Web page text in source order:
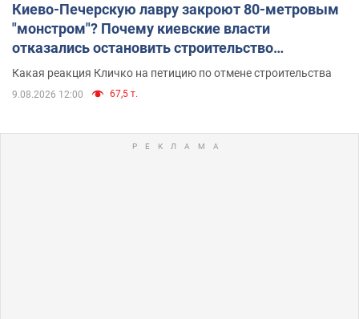
Киево-Печерскую лавру закроют 80-метровым
"монстром"? Почему киевские власти
отказались остановить строительство
небоскреба "московского верующего"
Какая реакция Кличко на петицию по отмене строительства
9.08.2026 12:00 67,5 т.